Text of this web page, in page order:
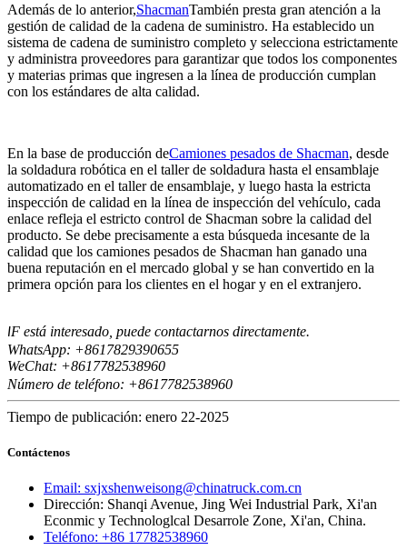
Además de lo anterior,ShacmanTambién presta gran atención a la
gestión de calidad de la cadena de suministro. Ha establecido un
sistema de cadena de suministro completo y selecciona estrictamente
y administra proveedores para garantizar que todos los componentes
y materias primas que ingresen a la línea de producción cumplan
con los estándares de alta calidad.
En la base de producción deCamiones pesados ​​de Shacman, desde
la soldadura robótica en el taller de soldadura hasta el ensamblaje
automatizado en el taller de ensamblaje, y luego hasta la estricta
inspección de calidad en la línea de inspección del vehículo, cada
enlace refleja el estricto control de Shacman sobre la calidad del
producto. Se debe precisamente a esta búsqueda incesante de la
calidad que los camiones pesados ​​de Shacman han ganado una
buena reputación en el mercado global y se han convertido en la
primera opción para los clientes en el hogar y en el extranjero.
IF está interesado, puede contactarnos directamente.
WhatsApp: +8617829390655
WeChat: +8617782538960
Número de teléfono: +8617782538960
Tiempo de publicación: enero 22-2025
Contáctenos
Email: sxjxshenweisong@chinatruck.com.cn
Dirección: Shanqi Avenue, Jing Wei Industrial Park, Xi'an
Econmic y Technologlcal Desarrole Zone, Xi'an, China.
Teléfono: +86 17782538960